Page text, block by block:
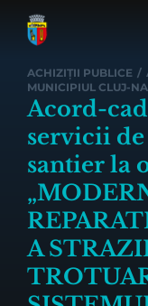
ACHIZIȚII PUBLICE /
MUNICIPIUL CLUJ-
Acord-
servicii
santier la
A